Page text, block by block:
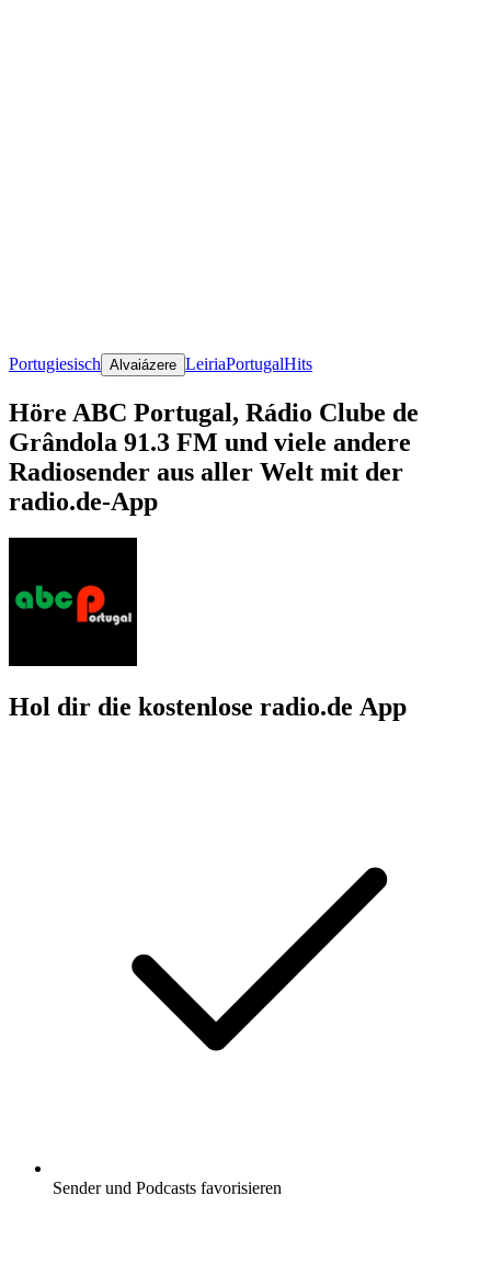
Portugiesisch Alvaiázere LeiriaPortugalHits
Höre ABC Portugal, Rádio Clube de
Grândola 91.3 FM und viele andere
Radiosender aus aller Welt mit der
radio.de-App
Hol dir die kostenlose radio.de App
Sender und Podcasts favorisieren